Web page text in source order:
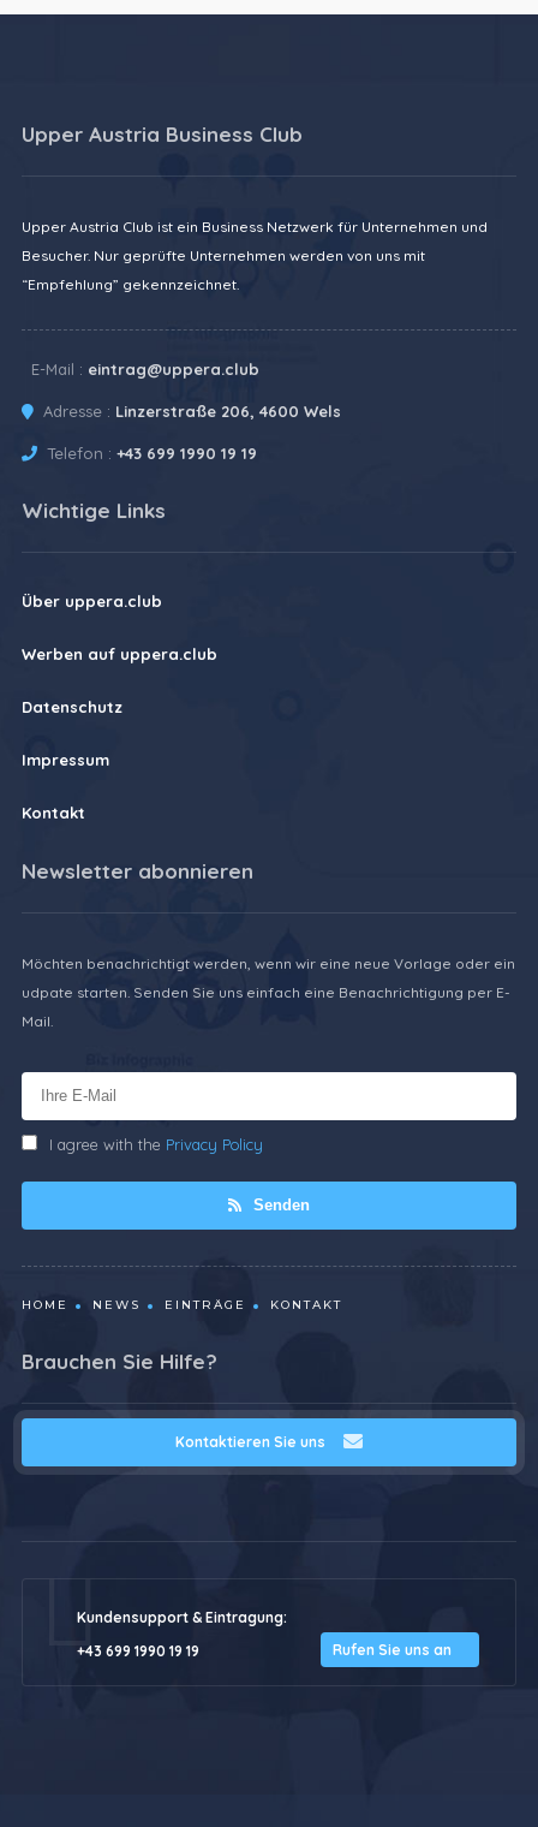
Upper Austria Business Club
Upper Austria Club ist ein Business Netzwerk für Unternehmen und
Besucher. Nur geprüfte Unternehmen werden von uns mit
“Empfehlung” gekennzeichnet.
E-Mail : eintrag@uppera.club
Adresse : Linzerstraße 206, 4600 Wels
Telefon : +43 699 1990 19 19
Wichtige Links
Über uppera.club
Werben auf uppera.club
Datenschutz
Impressum
Kontakt
Newsletter abonnieren
Möchten benachrichtigt werden, wenn wir eine neue Vorlage oder ein
udpate starten. Senden Sie uns einfach eine Benachrichtigung per E-
Mail.
I agree with the Privacy Policy
Senden
HOME NEWS EINTRÄGE KONTAKT
Brauchen Sie Hilfe?
Kontaktieren Sie uns
Kundensupport & Eintragung:
+43 699 1990 19 19
Rufen Sie uns an